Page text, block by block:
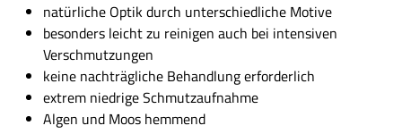
natürliche Optik durch unterschiedliche Motive
besonders leicht zu reinigen auch bei intensiven
Verschmutzungen
keine nachträgliche Behandlung erforderlich
extrem niedrige Schmutzaufnahme
Algen und Moos hemmend